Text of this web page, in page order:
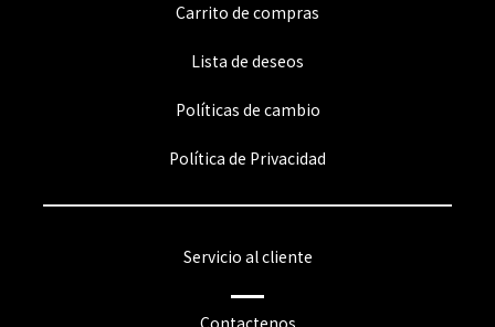
Carrito de compras
Lista de deseos
Políticas de cambio
Política de Privacidad
Servicio al cliente